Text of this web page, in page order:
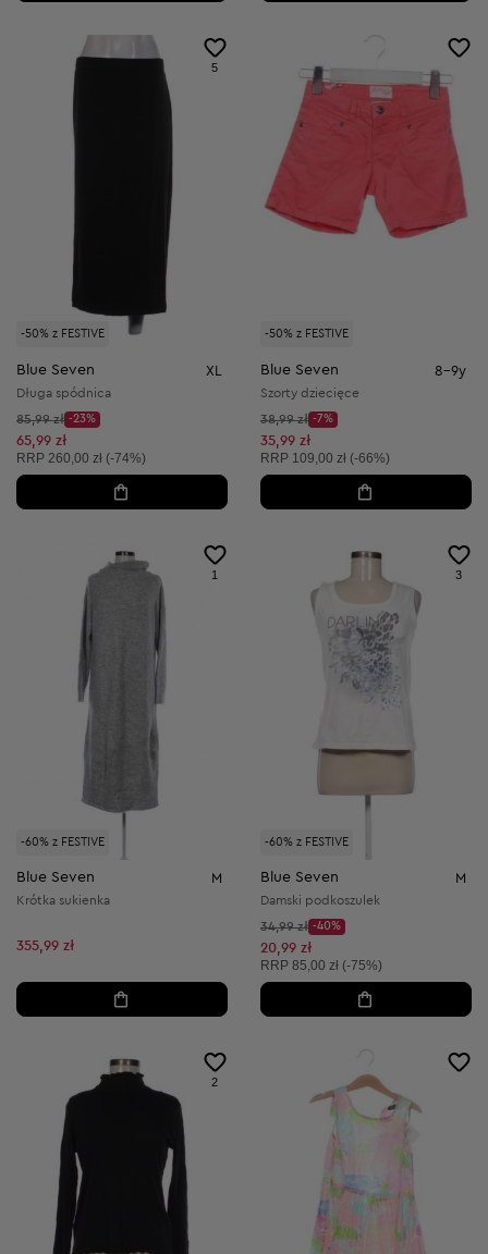
-50% z FESTIVE
5
Blue Seven XL
Długa spódnica
Cena początkowa:
85,99 zł
Discount Price:
-23%
Obniżona cena:
65,99 zł
Cena sugerowana:
RRP 260,00 zł (-74%)
-50% z FESTIVE
Blue Seven 8-9y
Szorty dziecięce
Cena początkowa:
38,99 zł
Discount Price:
-7%
Obniżona cena:
35,99 zł
Cena sugerowana:
RRP 109,00 zł (-66%)
-60% z FESTIVE
1
Blue Seven M
Krótka sukienka
355,99 zł
-60% z FESTIVE
3
Blue Seven M
Damski podkoszulek
Cena początkowa:
34,99 zł
Discount Price:
-40%
Obniżona cena:
20,99 zł
Cena sugerowana:
RRP 85,00 zł (-75%)
2